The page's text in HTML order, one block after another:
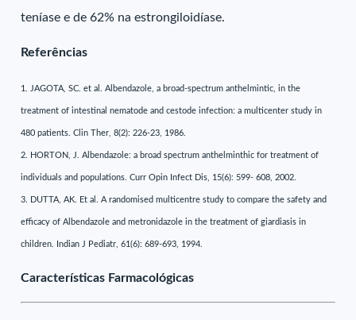
teníase e de 62% na estrongiloidíase.
Referências
1. JAGOTA, SC. et al. Albendazole, a broad-spectrum anthelmintic, in the
treatment of intestinal nematode and cestode infection: a multicenter study in
480 patients. Clin Ther, 8(2): 226-23, 1986.
2. HORTON, J. Albendazole: a broad spectrum anthelminthic for treatment of
individuals and populations. Curr Opin Infect Dis, 15(6): 599- 608, 2002.
3. DUTTA, AK. Et al. A randomised multicentre study to compare the safety and
efficacy of Albendazole and metronidazole in the treatment of giardiasis in
children. Indian J Pediatr, 61(6): 689-693, 1994.
Características Farmacológicas